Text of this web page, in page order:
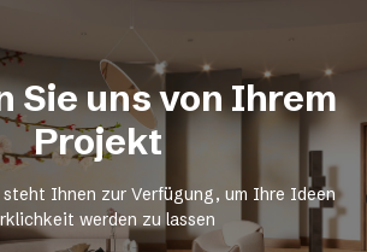
Sie uns von Ihrem
Projekt
steht Ihnen zur Verfügung, um Ihre Ideen
werden zu lassen